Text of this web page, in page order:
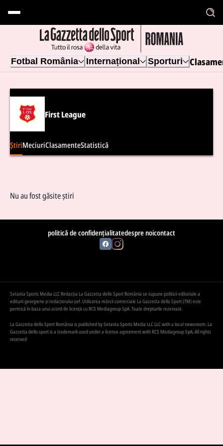
Fotbal România Internațional Sporturi
First League
ȘtiriMeciuriClasamenteStatistică
Nu au fost găsite știri
politică de confidențialitatedespre noicontact
Setanta Sports Media LLC Redacția La Gazzetta dello Sport România se supune politicii editoriale a
editurii georgiene și redactorului-șef. Utilizarea mărcii comerciale La Gazzetta dello Sport (TM) este
permisă în baza unui acord de licență cu RCS Mediagroup SpA. Toate drepturile rezervate.
La Gazzetta dello Sport România is published by Setanta Sports Media LLC LLC with a local newsroom. La
Gazzetta dello sport is a trademark used under a license agreement with RCS Mediagroup SpA. All rights
reserved